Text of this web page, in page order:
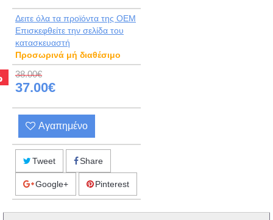
Δειτε όλα τα προϊόντα της OEM
Eπισκεφθείτε την σελίδα του
κατασκευαστή
Προσωρινά μή διαθέσιμο
38.00€
37.00€
Αγαπημένο
Tweet Share
Google+ Pinterest